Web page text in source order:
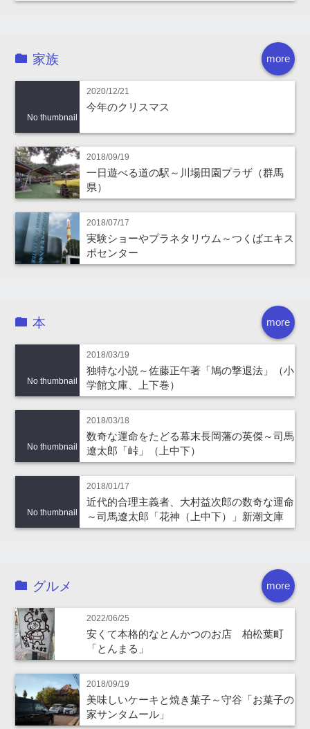
more
家族
No thumbnail
2020/12/21
今年のクリスマス
2018/09/19
一日遊べる道の駅～川場田園プラザ（群馬
県）
2018/07/17
実験ショーやプラネタリウム～つくばエキス
ポセンター
more
本
No thumbnail
2018/03/19
独特な小説～佐藤正午著「鳩の撃退法」（小
学館文庫、上下巻）
No thumbnail
2018/03/18
数奇な運命をたどる幕末長岡藩の英傑～司馬
遼太郎「峠」（上中下）
No thumbnail
2018/01/17
近代的合理主義者、大村益次郎の数奇な運命
～司馬遼太郎「花神（上中下）」新潮文庫
more
グルメ
2022/06/25
安くて本格的なとんかつのお店 柏松葉町
「とんまる」
2018/09/19
美味しいケーキと焼き菓子～守谷「お菓子の
家サンタムール」